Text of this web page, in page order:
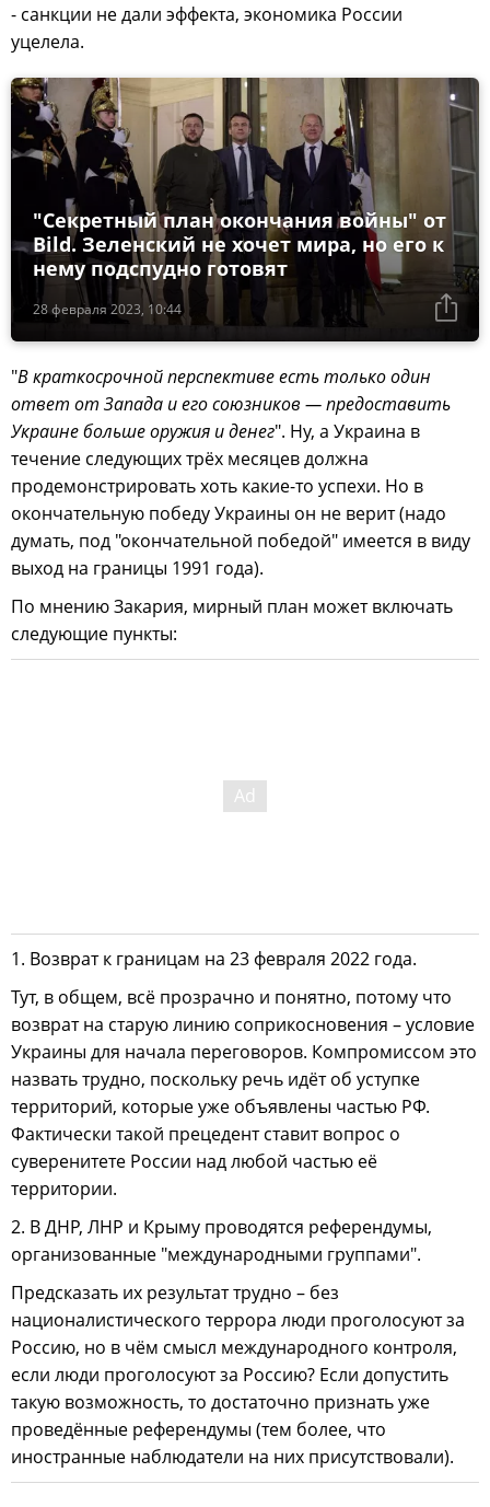
- санкции не дали эффекта, экономика России
уцелела.
28 февраля 2023, 10:44
"Секретный план окончания войны" от
Bild. Зеленский не хочет мира, но его к
нему подспудно готовят
"В краткосрочной перспективе есть только один
ответ от Запада и его союзников — предоставить
Украине больше оружия и денег". Ну, а Украина в
течение следующих трёх месяцев должна
продемонстрировать хоть какие-то успехи. Но в
окончательную победу Украины он не верит (надо
думать, под "окончательной победой" имеется в виду
выход на границы 1991 года).
По мнению Закария, мирный план может включать
следующие пункты:
1. Возврат к границам на 23 февраля 2022 года.
Тут, в общем, всё прозрачно и понятно, потому что
возврат на старую линию соприкосновения – условие
Украины для начала переговоров. Компромиссом это
назвать трудно, поскольку речь идёт об уступке
территорий, которые уже объявлены частью РФ.
Фактически такой прецедент ставит вопрос о
суверенитете России над любой частью её
территории.
2. В ДНР, ЛНР и Крыму проводятся референдумы,
организованные "международными группами".
Предсказать их результат трудно – без
националистического террора люди проголосуют за
Россию, но в чём смысл международного контроля,
если люди проголосуют за Россию? Если допустить
такую возможность, то достаточно признать уже
проведённые референдумы (тем более, что
иностранные наблюдатели на них присутствовали).